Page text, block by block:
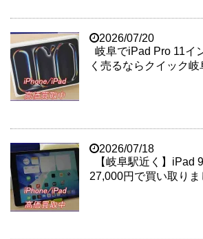
2026/07/20
岐阜でiPad Pro 11イ
く売るならクイック岐
2026/07/18
【岐阜駅近く】iPad
27,000円で買い取りま